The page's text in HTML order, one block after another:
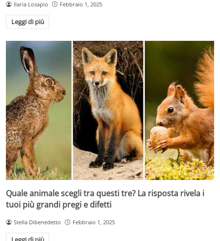
Ilaria Losapio Febbraio 1, 2025
Leggi di più
Quale animale scegli tra questi tre? La risposta rivela i
tuoi più grandi pregi e difetti
Stella Dibenedetto Febbraio 1, 2025